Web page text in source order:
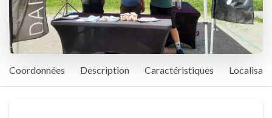
Coordonnées Description Caractéristiques